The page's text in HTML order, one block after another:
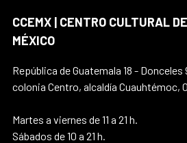
CCEMX | CENTRO CULTURAL
MÉXICO
República de Guatemala 18 - Donceles
colonia Centro, alcaldía Cuauhtémoc,
Martes a viernes de 11 a 21 h.
Sábados de 10 a 21 h.